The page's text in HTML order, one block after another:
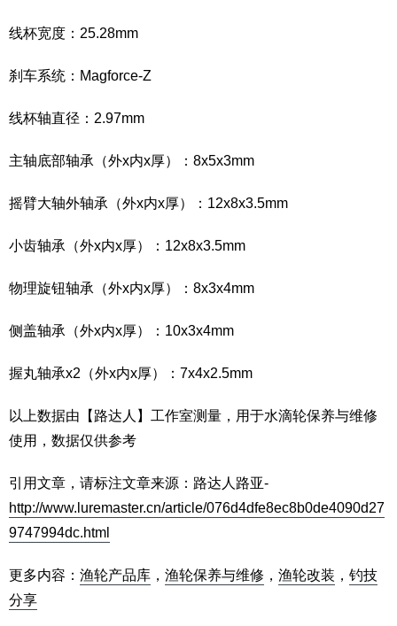
线杯宽度：25.28mm
刹车系统：Magforce-Z
线杯轴直径：2.97mm
主轴底部轴承（外x内x厚）：8x5x3mm
摇臂大轴外轴承（外x内x厚）：12x8x3.5mm
小齿轴承（外x内x厚）：12x8x3.5mm
物理旋钮轴承（外x内x厚）：8x3x4mm
侧盖轴承（外x内x厚）：10x3x4mm
握丸轴承x2（外x内x厚）：7x4x2.5mm
以上数据由【路达人】工作室测量，用于水滴轮保养与维修
使用，数据仅供参考
引用文章，请标注文章来源：路达人路亚-
http://www.luremaster.cn/article/076d4dfe8ec8b0de4090d27
9747994dc.html
更多内容： 渔轮产品库 ， 渔轮保养与维修 ， 渔轮改装 ， 钓技
分享